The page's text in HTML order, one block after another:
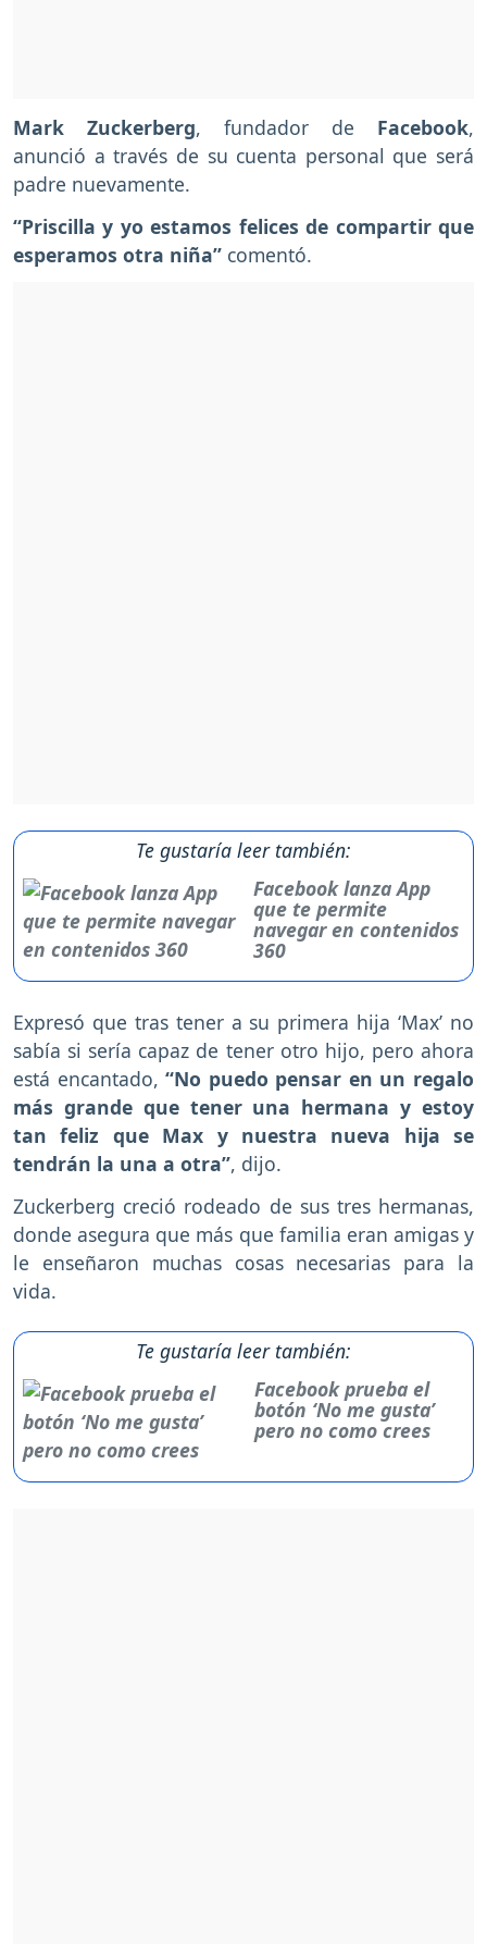
Mark Zuckerberg, fundador de Facebook,
anunció a través de su cuenta personal que será
padre nuevamente.
“Priscilla y yo estamos felices de compartir que
esperamos otra niña” comentó.
Te gustaría leer también:
Facebook lanza App
que te permite
navegar en contenidos
360
Expresó que tras tener a su primera hija ‘Max’ no
sabía si sería capaz de tener otro hijo, pero ahora
está encantado,“No puedo pensar en un regalo
más grande que tener una hermana y estoy
tan feliz que Max y nuestra nueva hija se
tendrán la una a otra”, dijo.
Zuckerberg creció rodeado de sus tres hermanas,
donde asegura que más que familia eran amigas y
le enseñaron muchas cosas necesarias para la
vida.
Te gustaría leer también:
Facebook prueba el
botón ‘No me gusta’
pero no como crees